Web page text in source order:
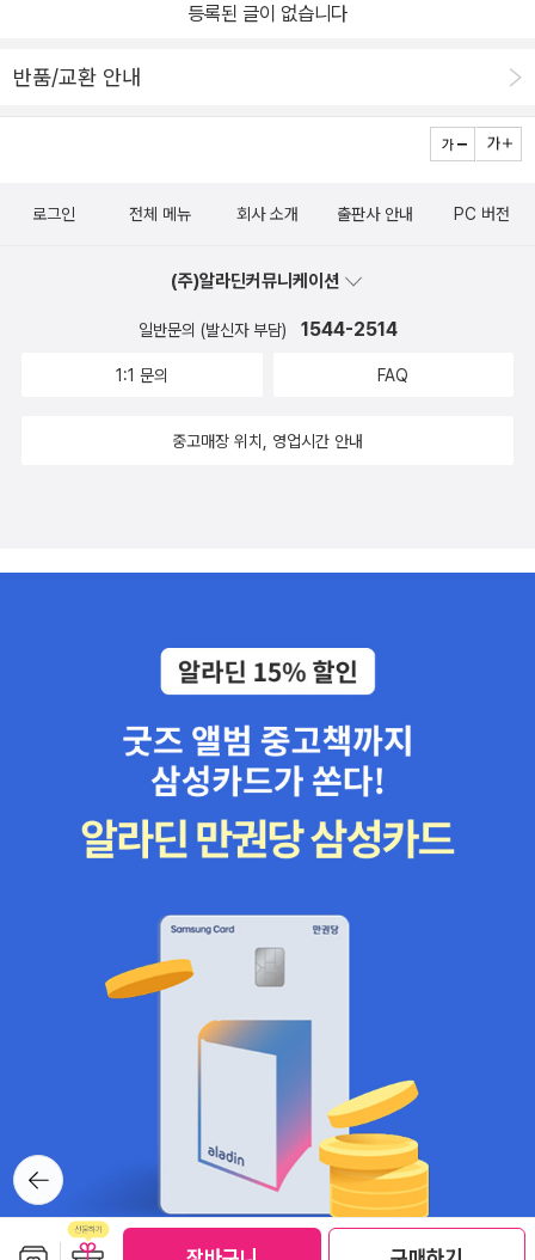
등록된 글이 없습니다
반품/교환 안내
뒤로가
기
로그인 전체 메뉴 회사 소개 출판사 안내 PC 버전
(주)알라딘커뮤니케이션
일반문의 (발신자 부담) 1544-2514
1:1 문의 FAQ
중고매장 위치, 영업시간 안내